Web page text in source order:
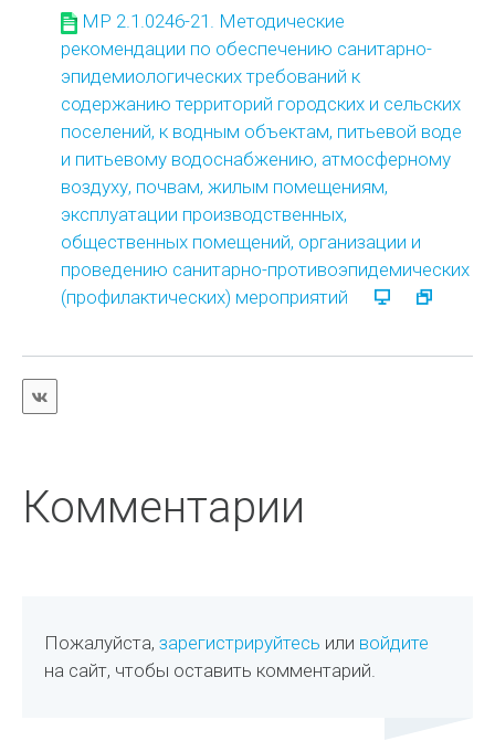
МР 2.1.0246-21. Методические
рекомендации по обеспечению санитарно-
эпидемиологических требований к
содержанию территорий городских и сельских
поселений, к водным объектам, питьевой воде
и питьевому водоснабжению, атмосферному
воздуху, почвам, жилым помещениям,
эксплуатации производственных,
общественных помещений, организации и
проведению санитарно-противоэпидемических
(профилактических) мероприятий
Комментарии
Пожалуйста,зарегистрируйтесь или войдите
на сайт, чтобы оставить комментарий.